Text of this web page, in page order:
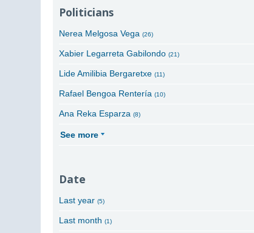
Politicians
Nerea Melgosa Vega(26)
Xabier Legarreta Gabilondo(21)
Lide Amilibia Bergaretxe(11)
Rafael Bengoa Rentería(10)
Ana Reka Esparza(8)
See more
Date
Last year(5)
Last month(1)